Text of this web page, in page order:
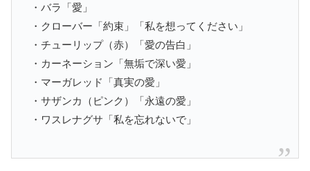
・バラ「愛」
・クローバー「約束」「私を想ってください」
・チューリップ（赤）「愛の告白」
・カーネーション「無垢で深い愛」
・マーガレッド「真実の愛」
・サザンカ（ピンク）「永遠の愛」
・ワスレナグサ「私を忘れないで」